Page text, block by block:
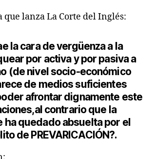
que lanza La Corte del Inglés:
la cara de vergüenza a la
por activa y por pasiva a
(de nivel socio-económico
de medios suficientes
afrontar dignamente este
contrario que la
ha quedado absuelta por el
de PREVARICACIÓN?.